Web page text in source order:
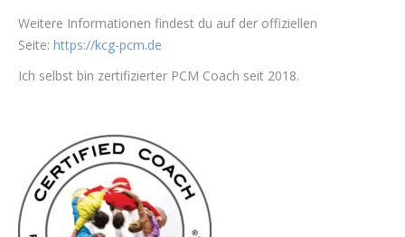
Weitere Informationen findest du auf der offiziellen
Seite: https://kcg-pcm.de
Ich selbst bin zertifizierter PCM Coach seit 2018.